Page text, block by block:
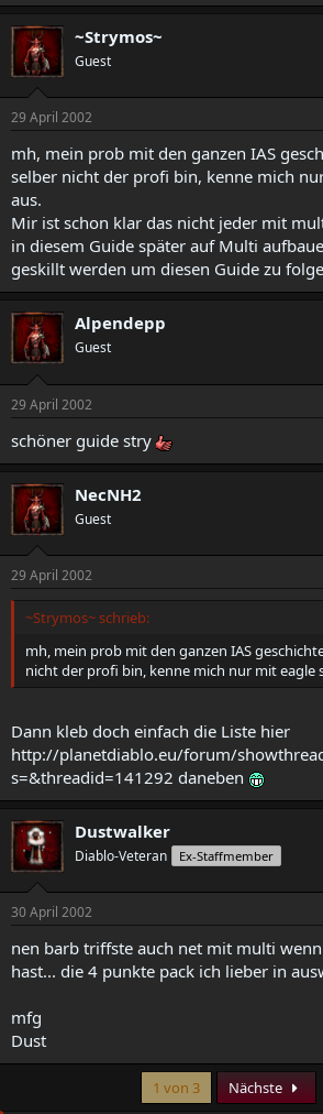
~Strymos~
Guest
29 April 2002
mh, mein prob mit den ganzen IAS
selber nicht der profi bin, kenne mich
aus.
Mir ist schon klar das nicht jeder mit
in diesem Guide später auf Multi
geskillt werden um diesen Guide zu
Alpendepp
Guest
29 April 2002
schöner guide stry
NecNH2
Guest
29 April 2002
~Strymos~ schrieb:
mh, mein prob mit den ganzen IAS
nicht der profi bin, kenne mich nur mit eagle
Dann kleb doch einfach die Liste hier
http://planetdiablo.eu/forum/
s=&threadid=141292 daneben
Dustwalker
Diablo-Veteran Ex-Staffmember
30 April 2002
nen barb triffste auch net mit multi
hast... die 4 punkte pack ich lieber in
mfg
Dust
1 von 3 Nächste